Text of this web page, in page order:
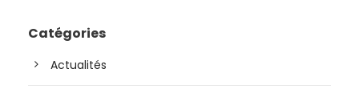
Catégories
Actualités